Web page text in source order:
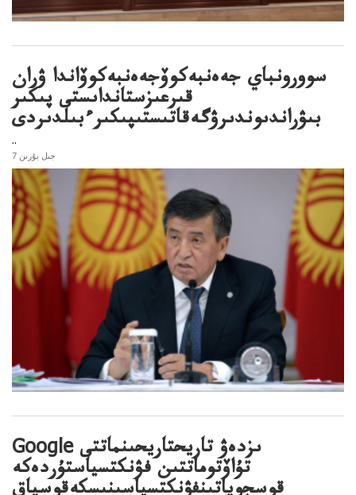
سوورونباي جەەنبەكوۆجەەنبەكوۆاندا ۋران
قىرعىزستانداىستى پىكىر
بىۋراندىوندىرۋگەقاتىستىپىكىرءبىلدىردى
..
7 جىل بۇرىن
Google ىزدەۋ تاريحتاريحىنماتتى
تۇاۆتوماتتىن فۋنكتسياستۇردەكە